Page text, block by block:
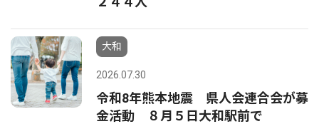
大和
2026.07.30
令和8年熊本地震 県人会連合会が募
金活動 ８月５日大和駅前で